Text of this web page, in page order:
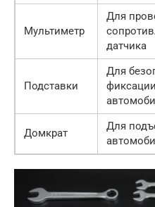
Мультиметр
Для
датчика
Подставки
Для
фиксации
Домкрат
Для